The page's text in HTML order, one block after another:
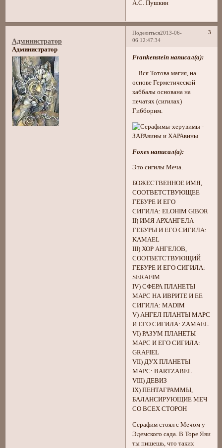
А.С. Пушкин
Поделиться 3
2013-06-
06 12:47:34
Администратор
Администратор
Frankenstein написал(а):
Вся Тотова магия, на
основе Герметической
каббалы основана на
печатях (сигилах)
Гибборим.
Foxes написал(а):
Это сигилы Меча.
БОЖЕСТВЕННОЕ ИМЯ,
СООТВЕТСТВУЮЩЕЕ
ГЕБУРЕ И ЕГО
СИГИЛА: ELOHIM GIBOR
II) ИМЯ АРХАНГЕЛА
ГЕБУРЫ И ЕГО СИГИЛА:
KAMAEL
III) ХОР АНГЕЛОВ,
СООТВЕТСТВУЮЩИЙ
ГЕБУРЕ И ЕГО СИГИЛА:
SERAFIM
IV) СФЕРА ПЛАНЕТЫ
МАРС НА ИВРИТЕ И ЕЕ
СИГИЛА: MADIM
V) АНГЕЛ ПЛАНТЫ МАРС
И ЕГО СИГИЛА: ZAMAEL
VI) РАЗУМ ПЛАНЕТЫ
МАРС И ЕГО СИГИЛА:
GRAFIEL
VII) ДУХ ПЛАНЕТЫ
МАРС: BARTZABEL
VIII) ДЕВИЗ
IX) ПЕНТАГРАММЫ,
БАЛАНСИРУЮЩИЕ МЕЧ
СО ВСЕХ СТОРОН
Серафим стоял с Мечом у
Эдемского сада. В Торе Яви
ты пишешь, что таких